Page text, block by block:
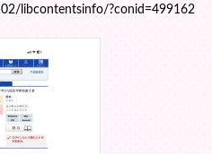
libcontentsinfo/?conid=499162